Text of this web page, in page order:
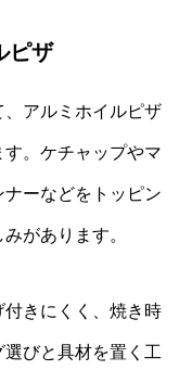
ピザ
アルミホイルピザ
。ケチャップやマ
ーなどをトッピン
があります。
きにくく、焼き時
びと具材を置く工